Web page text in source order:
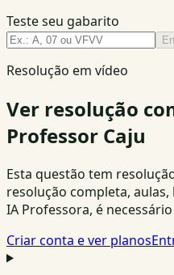
Teste seu gabarito
Resolução em vídeo
Ver resolução
Professor Caju
Esta questão tem
resolução completa,
IA Professora, é
Criar conta e ver planos